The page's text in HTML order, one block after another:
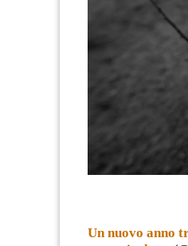
Un nuovo anno